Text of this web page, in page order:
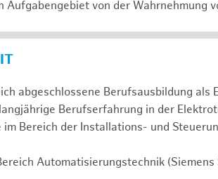
Aufgabengebiet von der Wahrnehmung
abgeschlossene Berufsausbildung
Berufserfahrung in der
im Bereich der Installations- und
Automatisierungstechnik